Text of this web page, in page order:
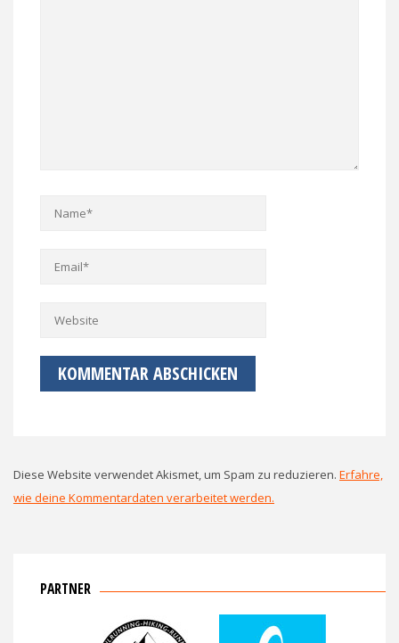
Diese Website verwendet Akismet, um Spam zu reduzieren. Erfahre,
wie deine Kommentardaten verarbeitet werden.
PARTNER